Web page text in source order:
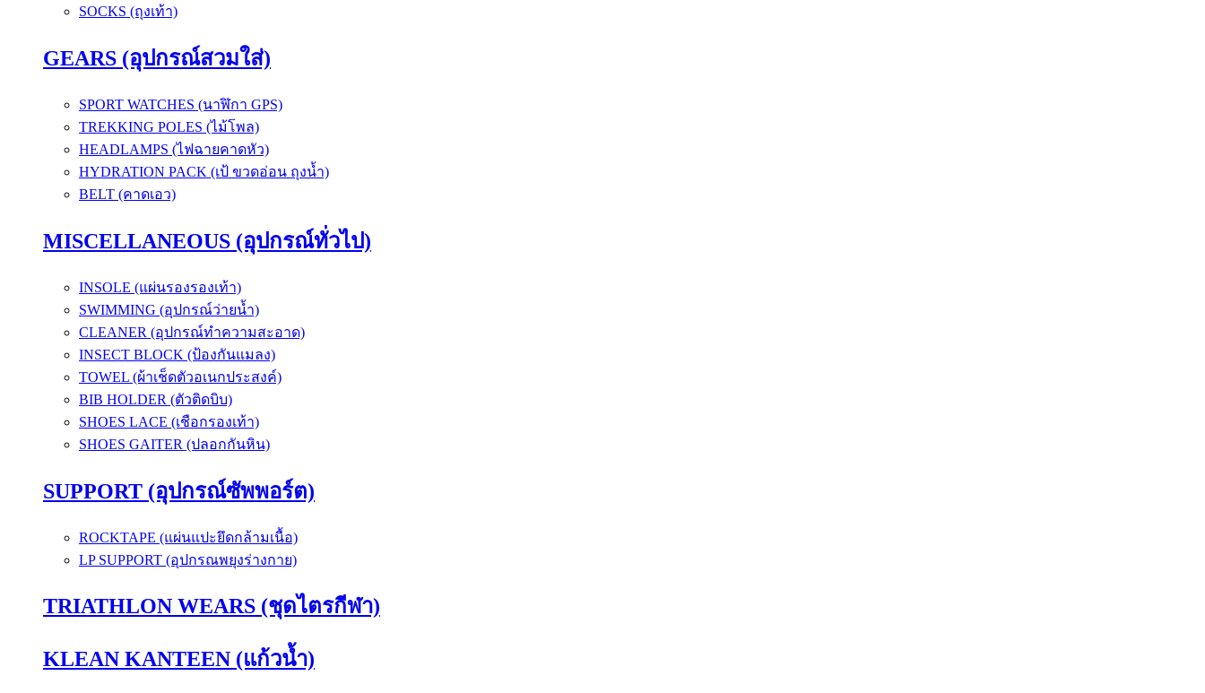
SOCKS (ถุงเท้า)
GEARS (อุปกรณ์สวมใส่)
SPORT WATCHES (นาฬิกา GPS)
TREKKING POLES (ไม้โพล)
HEADLAMPS (ไฟฉายคาดหัว)
HYDRATION PACK (เป้ ขวดอ่อน ถุงน้ำ)
BELT (คาดเอว)
MISCELLANEOUS (อุปกรณ์ทั่วไป)
INSOLE (แผ่นรองรองเท้า)
SWIMMING (อุปกรณ์ว่ายน้ำ)
CLEANER (อุปกรณ์ทำความสะอาด)
INSECT BLOCK (ป้องกันแมลง)
TOWEL (ผ้าเช็ดตัวอเนกประสงค์)
BIB HOLDER (ตัวติดบิบ)
SHOES LACE (เชือกรองเท้า)
SHOES GAITER (ปลอกกันหิน)
SUPPORT (อุปกรณ์ซัพพอร์ต)
ROCKTAPE (แผ่นแปะยึดกล้ามเนื้อ)
LP SUPPORT (อุปกรณพยุงร่างกาย)
TRIATHLON WEARS (ชุดไตรกีฬา)
KLEAN KANTEEN (แก้วน้ำ)